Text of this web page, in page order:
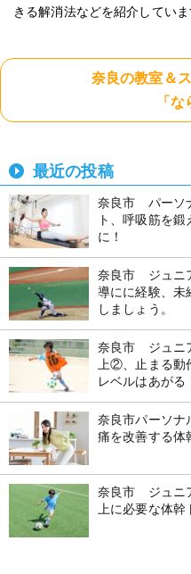
きる解消法などを紹介していま
奈良の教室＆
「な
最近の投稿
奈良市 パーソ
ト、呼吸筋を
に！
奈良市 ジュニ
導にに経験、未
しましょう。
奈良市 ジュニ
上②、止まる動
レベルはあがる
奈良市パーソナ
痛を改善する体
奈良市 ジュニ
上に必要な体